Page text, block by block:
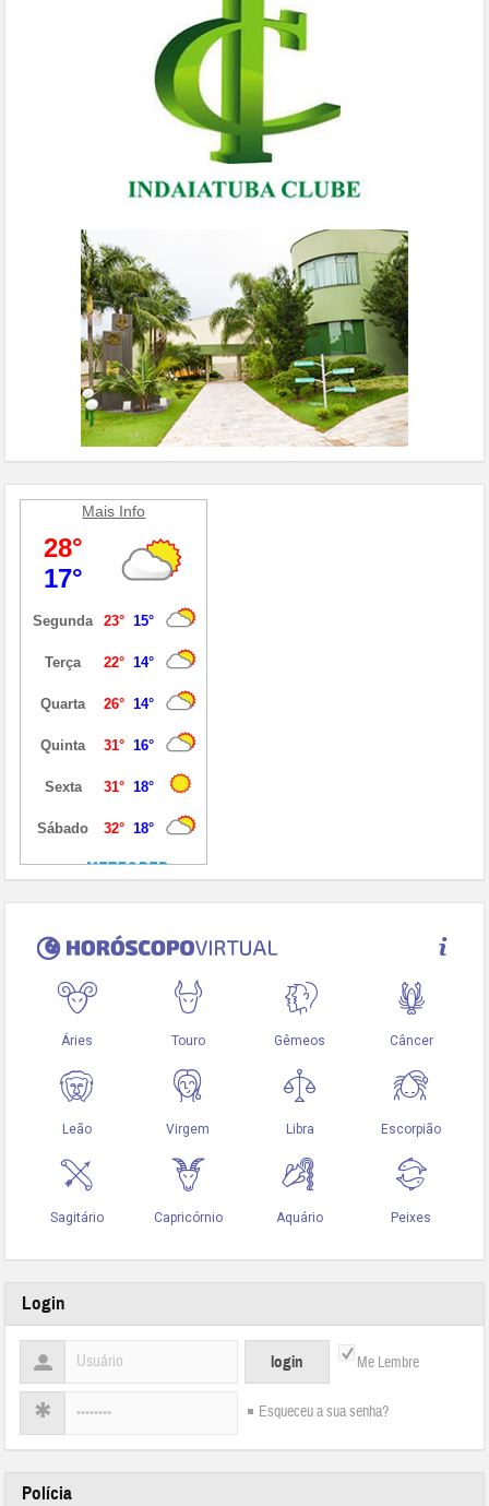
Mais Info
Login
Me Lembre
Esqueceu a sua senha?
Polícia